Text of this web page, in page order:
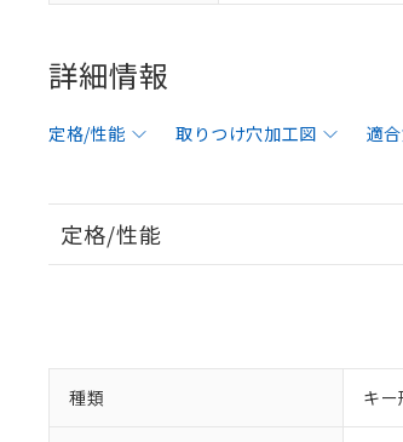
詳細情報
定格/性能 取りつけ穴加工図 適
定格/性能
種類 キ